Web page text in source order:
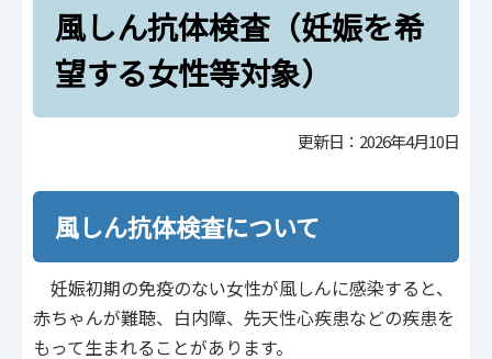
風しん抗体検査（妊娠を希
望する女性等対象）
更新日：2026年4月10日
風しん抗体検査について
妊娠初期の免疫のない女性が風しんに感染すると、
赤ちゃんが難聴、白内障、先天性心疾患などの疾患を
もって生まれることがあります。